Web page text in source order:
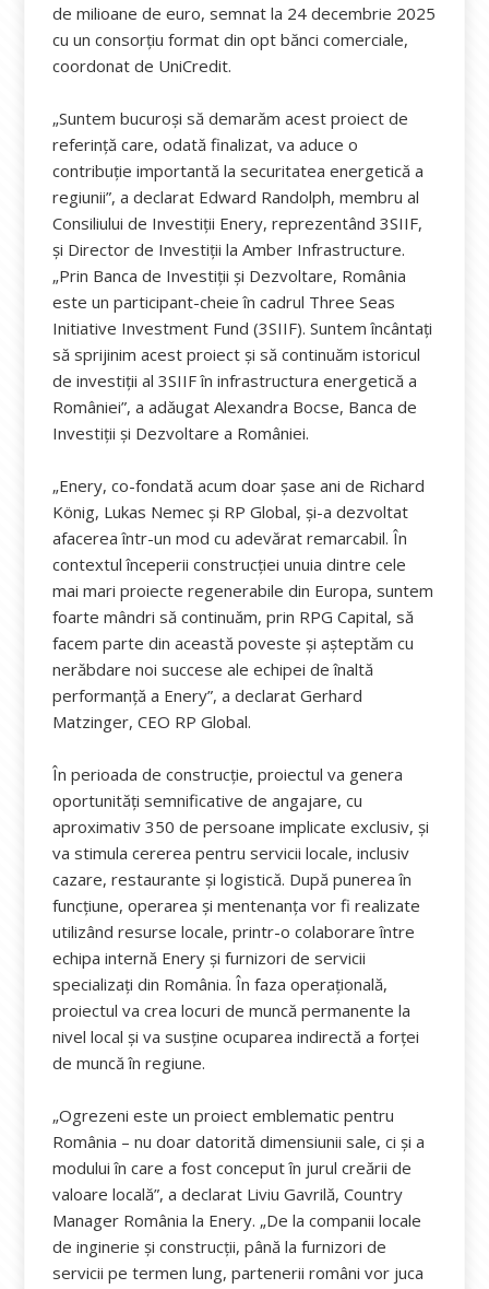
de milioane de euro, semnat la 24 decembrie 2025
cu un consorțiu format din opt bănci comerciale,
coordonat de UniCredit.
„Suntem bucuroși să demarăm acest proiect de
referință care, odată finalizat, va aduce o
contribuție importantă la securitatea energetică a
regiunii”, a declarat Edward Randolph, membru al
Consiliului de Investiții Enery, reprezentând 3SIIF,
și Director de Investiții la Amber Infrastructure.
„Prin Banca de Investiții și Dezvoltare, România
este un participant-cheie în cadrul Three Seas
Initiative Investment Fund (3SIIF). Suntem încântați
să sprijinim acest proiect și să continuăm istoricul
de investiții al 3SIIF în infrastructura energetică a
României”, a adăugat Alexandra Bocse, Banca de
Investiții și Dezvoltare a României.
„Enery, co-fondată acum doar șase ani de Richard
König, Lukas Nemec și RP Global, și-a dezvoltat
afacerea într-un mod cu adevărat remarcabil. În
contextul începerii construcției unuia dintre cele
mai mari proiecte regenerabile din Europa, suntem
foarte mândri să continuăm, prin RPG Capital, să
facem parte din această poveste și așteptăm cu
nerăbdare noi succese ale echipei de înaltă
performanță a Enery”, a declarat Gerhard
Matzinger, CEO RP Global.
În perioada de construcție, proiectul va genera
oportunități semnificative de angajare, cu
aproximativ 350 de persoane implicate exclusiv, și
va stimula cererea pentru servicii locale, inclusiv
cazare, restaurante și logistică. După punerea în
funcțiune, operarea și mentenanța vor fi realizate
utilizând resurse locale, printr-o colaborare între
echipa internă Enery și furnizori de servicii
specializați din România. În faza operațională,
proiectul va crea locuri de muncă permanente la
nivel local și va susține ocuparea indirectă a forței
de muncă în regiune.
„Ogrezeni este un proiect emblematic pentru
România – nu doar datorită dimensiunii sale, ci și a
modului în care a fost conceput în jurul creării de
valoare locală”, a declarat Liviu Gavrilă, Country
Manager România la Enery. „De la companii locale
de inginerie și construcții, până la furnizori de
servicii pe termen lung, partenerii români vor juca